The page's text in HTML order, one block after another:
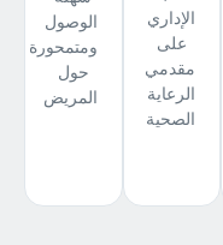
الإداري
على
مقدمي
الرعاية
الصحية
الوصول
ومتمحورة
حول
المريض